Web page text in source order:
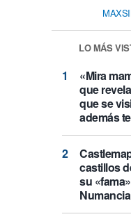
LO MÁS
«Mira
que
que se
además
castillos
su